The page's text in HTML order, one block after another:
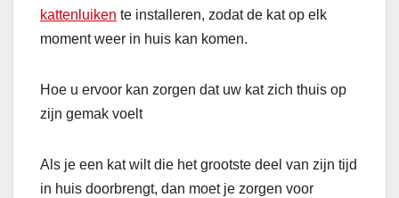
kattenluiken te installeren, zodat de kat op elk
moment weer in huis kan komen.
Hoe u ervoor kan zorgen dat uw kat zich thuis op
zijn gemak voelt
Als je een kat wilt die het grootste deel van zijn tijd
in huis doorbrengt, dan moet je zorgen voor